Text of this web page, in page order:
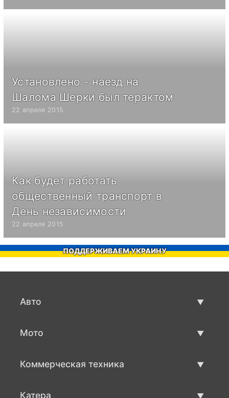
Установлено - наезд на
Шалома Шерки был терактом
22 апреля 2015
Как будет работать
общественный транспорт в
День независимости
22 апреля 2015
ПОДДЕРЖИВАЕМ УКРАИНУ
Авто
Мото
Коммерческая техника
Катера